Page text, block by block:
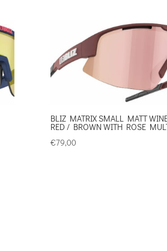
BLIZ MATRIX SMALL MATT
RED / BROWN WITH ROSE
€79,00